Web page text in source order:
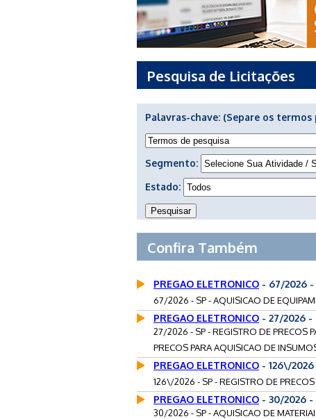
Pesquisa de Licitações
Palavras-chave: (Separe os
Segmento:
Estado:
Confira Também
PREGAO ELETRONICO - 67/2026 -
67/2026 - SP - AQUISICAO DE
PREGAO ELETRONICO - 27/2026 -
27/2026 - SP - REGISTRO DE PRECOS
PRECOS PARA AQUISICAO DE
PREGAO ELETRONICO - 126\/2026
126\/2026 - SP - REGISTRO DE
PREGAO ELETRONICO - 30/2026 -
30/2026 - SP - AQUISICAO DE